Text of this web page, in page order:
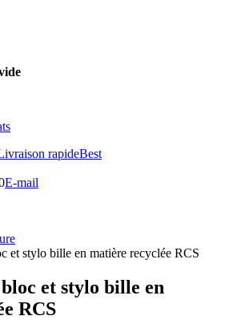
rapideBest
E-mail
et stylo bille en matière recyclée RCS
et stylo bille en
RCS